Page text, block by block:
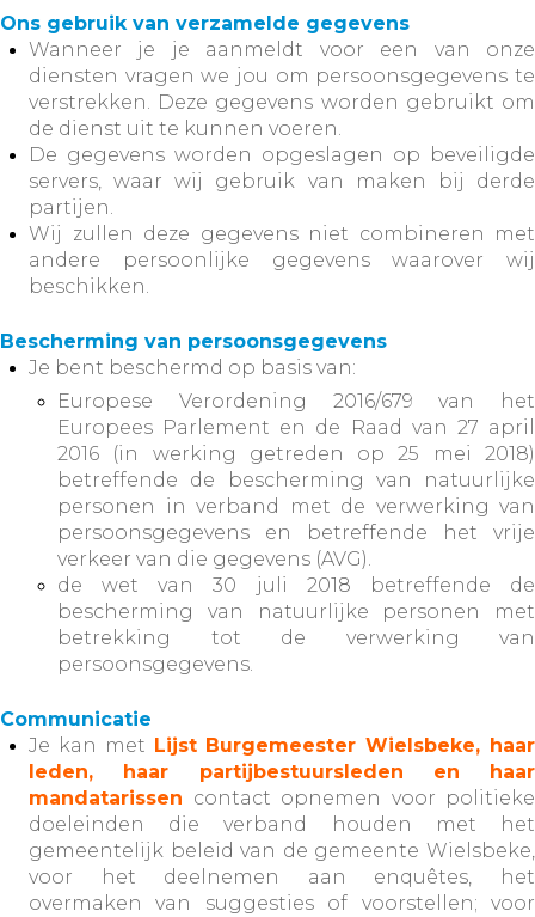
Ons gebruik van verzamelde gegevens
Wanneer je je aanmeldt voor een van onze
diensten vragen we jou om persoonsgegevens te
verstrekken. Deze gegevens worden gebruikt om
de dienst uit te kunnen voeren.
De gegevens worden opgeslagen op beveiligde
servers, waar wij gebruik van maken bij derde
partijen.
Wij zullen deze gegevens niet combineren met
andere persoonlijke gegevens waarover wij
beschikken.
Bescherming van persoonsgegevens
Je bent beschermd op basis van:
Europese Verordening 2016/679 van het
Europees Parlement en de Raad van 27 april
2016 (in werking getreden op 25 mei 2018)
betreffende de bescherming van natuurlijke
personen in verband met de verwerking van
persoonsgegevens en betreffende het vrije
verkeer van die gegevens (AVG).
de wet van 30 juli 2018 betreffende de
bescherming van natuurlijke personen met
betrekking tot de verwerking van
persoonsgegevens.
Communicatie
Je kan met Lijst Burgemeester Wielsbeke, haar
leden, haar partijbestuursleden en haar
mandatarissen contact opnemen voor politieke
doeleinden die verband houden met het
gemeentelijk beleid van de gemeente Wielsbeke,
voor het deelnemen aan enquêtes, het
overmaken van suggesties of voorstellen; voor